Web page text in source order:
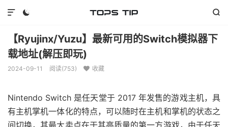
 

【Ryujinx/Yuzu】最新可用的Switch模拟器下
载地址(解压即玩)
2024-09-11 阅读(753)  收藏
Nintendo Switch 是任天堂于 2017 年发售的游戏主机，具
有主机掌机一体化的特点，可以随时在主机和掌机的状态之
间切换，其最大卖点在于其高质量的第一方游戏，由于任天